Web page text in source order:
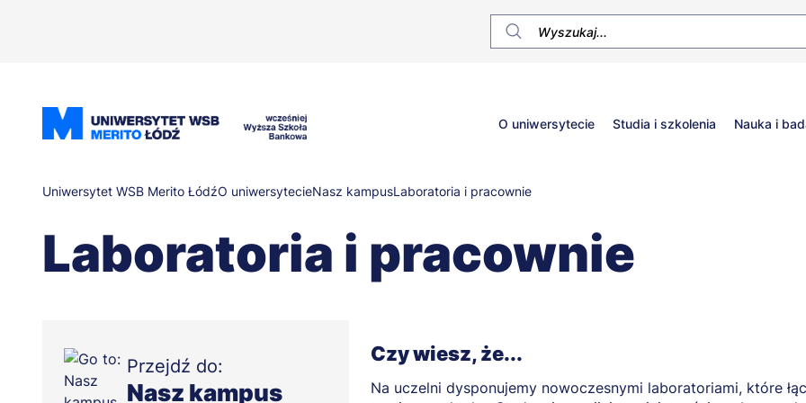
Główne
menu
O uniwersytecie Studia i szkolenia Nauka i
Ścieżka
nawigacyjna
Uniwersytet WSB Merito ŁódźO uniwersytecieNasz kampusLaboratoria i pracownie
Laboratoria i pracownie
Przejdź do:
Nasz kampus
Czy wiesz, że...
Na uczelni dysponujemy nowoczesnymi laboratoriami, które